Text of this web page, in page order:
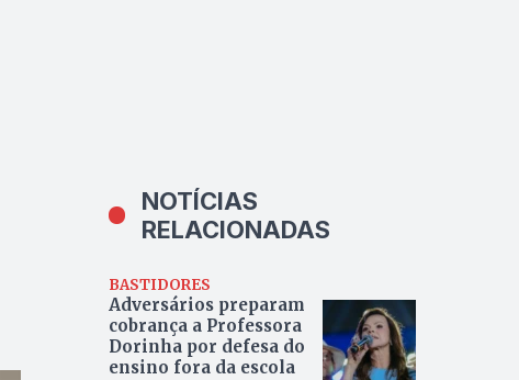
NOTÍCIAS
RELACIONADAS
BASTIDORES
Adversários preparam
cobrança a Professora
Dorinha por defesa do
ensino fora da escola